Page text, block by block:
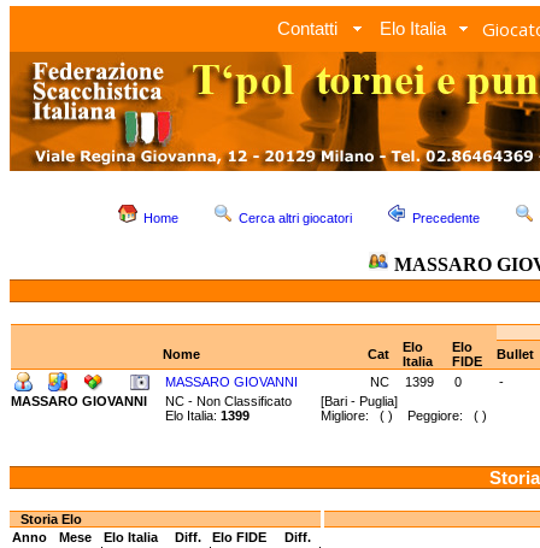
Contatti Elo Italia
Home Cerca altri giocatori Precedente
MASSARO
Nome Cat
Elo
Italia
Elo
FIDE
Bullet
MASSARO GIOVANNI
NC 1399 0
-
MASSARO GIOVANNI
NC - Non Classificato [Bari - Puglia]
Elo Italia: 1399 Migliore: ( ) Peggiore: ( )
Storia Elo
Anno
Mese Elo Italia Diff. Elo FIDE
Diff.